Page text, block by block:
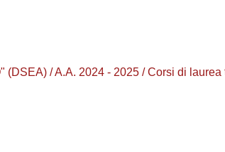
/ A.A. 2024 - 2025 / Corsi di